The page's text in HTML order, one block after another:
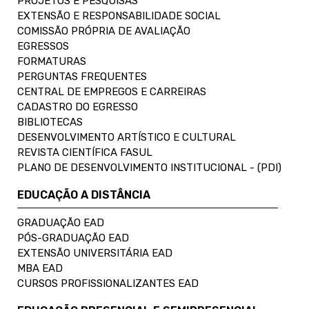
EXTENSÃO E RESPONSABILIDADE SOCIAL
COMISSÃO PRÓPRIA DE AVALIAÇÃO
EGRESSOS
FORMATURAS
PERGUNTAS FREQUENTES
CENTRAL DE EMPREGOS E CARREIRAS
CADASTRO DO EGRESSO
BIBLIOTECAS
DESENVOLVIMENTO ARTÍSTICO E CULTURAL
REVISTA CIENTÍFICA FASUL
PLANO DE DESENVOLVIMENTO INSTITUCIONAL - (PDI)
EDUCAÇÃO A DISTÂNCIA
GRADUAÇÃO EAD
PÓS-GRADUAÇÃO EAD
EXTENSÃO UNIVERSITÁRIA EAD
MBA EAD
CURSOS PROFISSIONALIZANTES EAD